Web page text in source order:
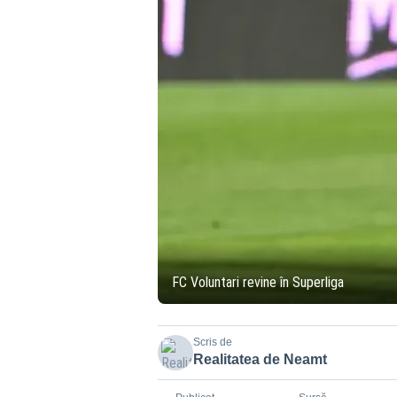
FC Voluntari revine în Superliga
Scris de
Realitatea de Neamt